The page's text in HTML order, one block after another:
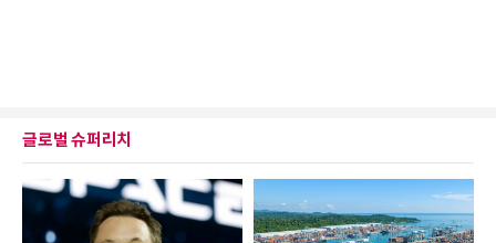
글로벌 슈퍼리치